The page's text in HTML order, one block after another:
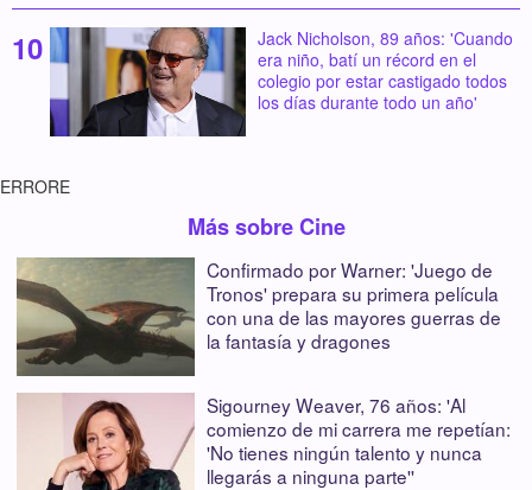
Jack Nicholson, 89 años: 'Cuando
era niño, batí un récord en el
colegio por estar castigado todos
los días durante todo un año'
ERRORE
Más sobre Cine
Confirmado por Warner: 'Juego de
Tronos' prepara su primera película
con una de las mayores guerras de
la fantasía y dragones
Sigourney Weaver, 76 años: 'Al
comienzo de mi carrera me repetían:
'No tienes ningún talento y nunca
llegarás a ninguna parte''